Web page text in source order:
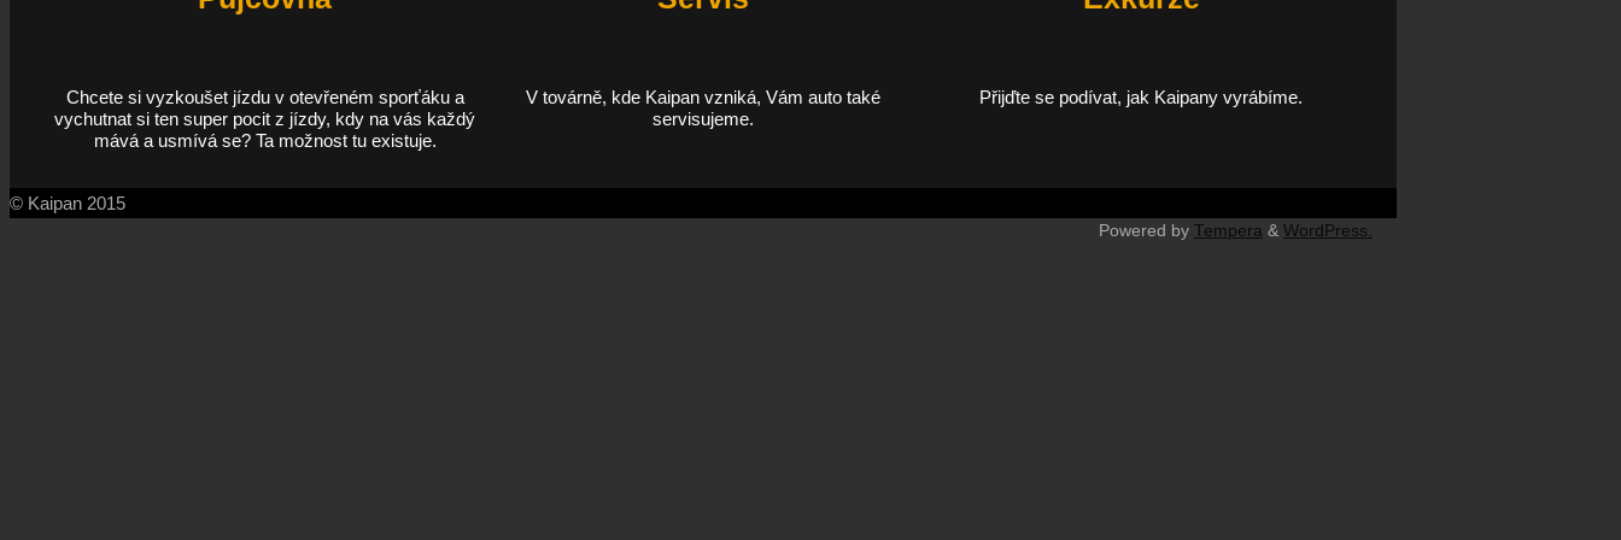
Chcete si vyzkoušet jízdu v otevřeném sporťáku a
vychutnat si ten super pocit z jízdy, kdy na vás každý
mává a usmívá se? Ta možnost tu existuje.
V továrně, kde Kaipan vzniká, Vám auto také
servisujeme.
Přijďte se podívat, jak Kaipany vyrábíme.
© Kaipan 2015
Powered by Tempera & WordPress.